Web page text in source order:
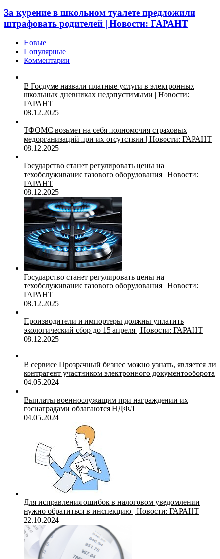
За курение в школьном туалете предложили
штрафовать родителей | Новости: ГАРАНТ
Новые
Популярные
Комментарии
В Госдуме назвали платные услуги в электронных
школьных дневниках недопустимыми | Новости:
ГАРАНТ
08.12.2025
ТФОМС возьмет на себя полномочия страховых
медорганизаций при их отсутствии | Новости: ГАРАНТ
08.12.2025
Государство станет регулировать цены на
техобслуживание газового оборудования | Новости:
ГАРАНТ
08.12.2025
Государство станет регулировать цены на
техобслуживание газового оборудования | Новости:
ГАРАНТ
08.12.2025
Производители и импортеры должны уплатить
экологический сбор до 15 апреля | Новости: ГАРАНТ
08.12.2025
В сервисе Прозрачный бизнес можно узнать, является ли
контрагент участником электронного документооборота
04.05.2024
Выплаты военнослужащим при награждении их
госнаградами облагаются НДФЛ
04.05.2024
Для исправления ошибок в налоговом уведомлении
нужно обратиться в инспекцию | Новости: ГАРАНТ
22.10.2024